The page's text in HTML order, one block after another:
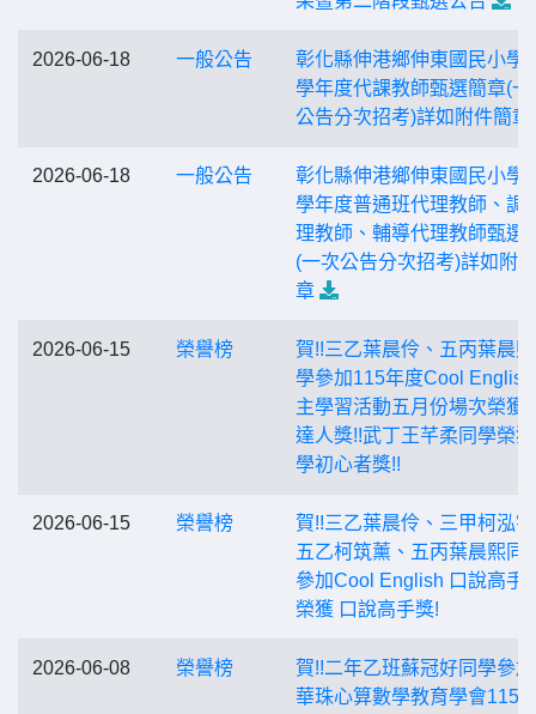
2026-06-18 一般公告
彰化縣伸港鄉伸東國民小學
學年度代課教師甄選簡章(一
公告分次招考)詳如附件簡章
2026-06-18 一般公告
彰化縣伸港鄉伸東國民小學
學年度普通班代理教師、調
理教師、輔導代理教師甄選
(一次公告分次招考)詳如附
章
2026-06-15 榮譽榜
賀!!三乙葉晨伶、五丙葉晨
學參加115年度Cool
主學習活動五月份場次榮獲
達人獎!!武丁王芊柔同學榮
學初心者獎!!
2026-06-15 榮譽榜
賀!!三乙葉晨伶、三甲柯泓
五乙柯筑薰、五丙葉晨熙同
參加Cool English 口說高手
榮獲 口說高手獎!
2026-06-08 榮譽榜
賀!!二年乙班蘇冠好同學參
華珠心算數學教育學會115